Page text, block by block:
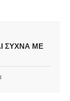
ΣΥΧΝΑ ΜΕ